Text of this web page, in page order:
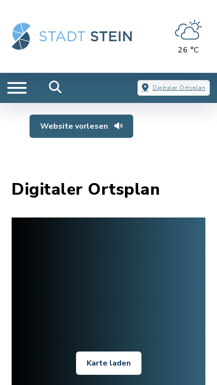
26 °C
Digitaler Ortsplan
Website vorlesen
Digitaler Ortsplan
Karte laden